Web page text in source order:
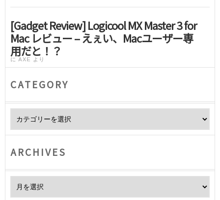
[Gadget Review] Logicool MX Master 3 for
Mac レビュー – えぇい、Macユーザー専
用だと！？
に AXE より
CATEGORY
ARCHIVES